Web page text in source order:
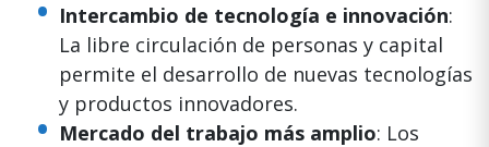
Intercambio de tecnología e innovación:
La libre circulación de personas y capital
permite el desarrollo de nuevas tecnologías
y productos innovadores.
Mercado del trabajo más amplio: Los